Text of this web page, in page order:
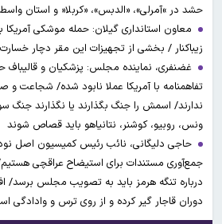
حشد در »آمرلی»، «الدبس»، «کربلا« و استان
معاون استانداری گیلان: حمله موشکی آمریکا
زیباکنار / بخشی از تجهیزات این مقر دچار
غضنفری، نماینده مجلس: پزشکیان و قالیباف
تفاهمنامه با آمریکا عملا نابود شده/ شجاعت
ندارند/ اسمش را جنگ بگذارند یا نگذارند جنگ
ونس، روبیو، کوشنر، نتانیاهو باید قصاص شوند
حاجی دلیگانی، نائب رئیس کمیسیون اصل
جمع‌آوری مستندات برای استیضاح عراقچی
درباره تنگه هرمز باید به تصویب مجلس برسد/
دوران قاجار گیر کرده و از روی ترس و وادادگی